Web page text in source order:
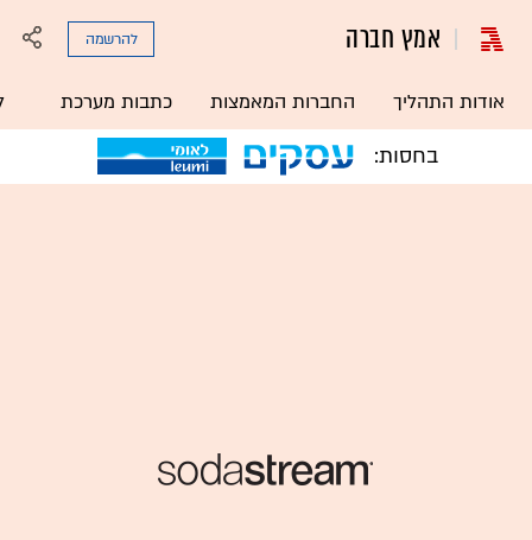
אמץ חברה
אודות התהליך החברות המאמצות כתבות מערכת
להרשמה
בחסות: